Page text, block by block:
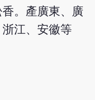
。產廣東、廣
江、安徽等